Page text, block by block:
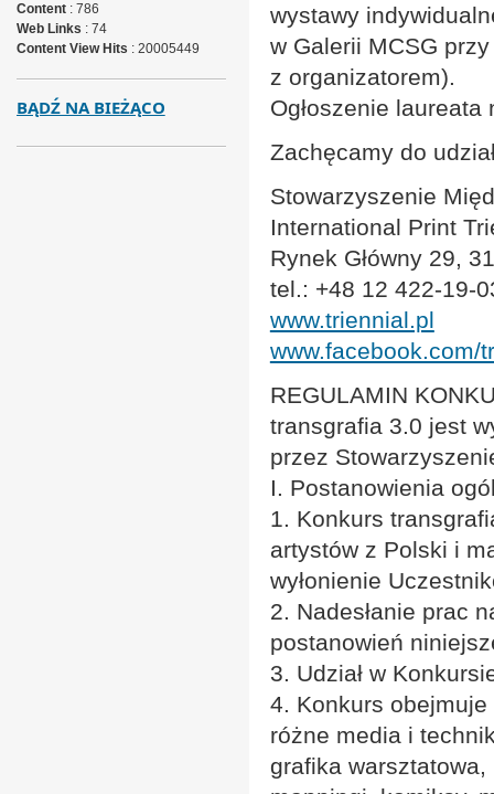
wystawy
w Galerii MCSG
z organizatorem).
Ogłoszenie
Zachęcamy do
Stowarzyszenie
International Print
Rynek Główny 29,
tel.: +48 12 422-19-
www.triennial.pl
www.facebook.com/
REGULAMIN
transgrafia 3.0 jest
przez
I. Postanowienia
1. Konkurs
artystów z Polski i
wyłonienie
2. Nadesłanie prac
postanowień
3. Udział w
4. Konkurs
różne media i
grafika
Content: 786
Web Links : 74
Content View Hits : 20005449
BĄDŹ NA BIEŻĄCO